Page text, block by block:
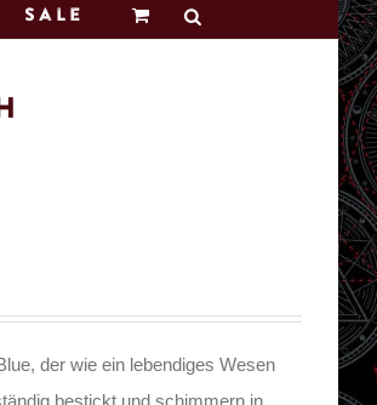
Sale
der wie ein lebendiges Wesen
bestickt und schimmern in